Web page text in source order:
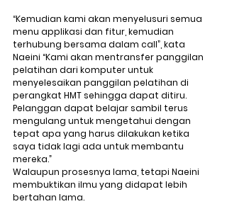
“Kemudian kami akan menyelusuri semua
menu applikasi dan fitur, kemudian
terhubung bersama dalam call”, kata
Naeini “Kami akan mentransfer panggilan
pelatihan dari komputer untuk
menyelesaikan panggilan pelatihan di
perangkat HMT sehingga dapat ditiru.
Pelanggan dapat belajar sambil terus
mengulang untuk mengetahui dengan
tepat apa yang harus dilakukan ketika
saya tidak lagi ada untuk membantu
mereka.”
Walaupun prosesnya lama, tetapi Naeini
membuktikan ilmu yang didapat lebih
bertahan lama.